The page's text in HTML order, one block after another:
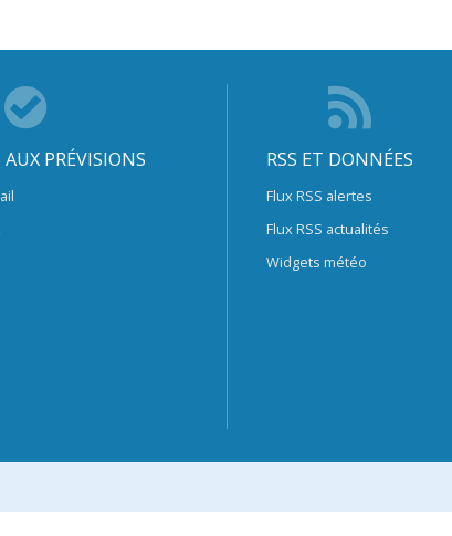
PRÉVISIONS RSS ET DONNÉES
Flux RSS alertes
Flux RSS actualités
Widgets météo